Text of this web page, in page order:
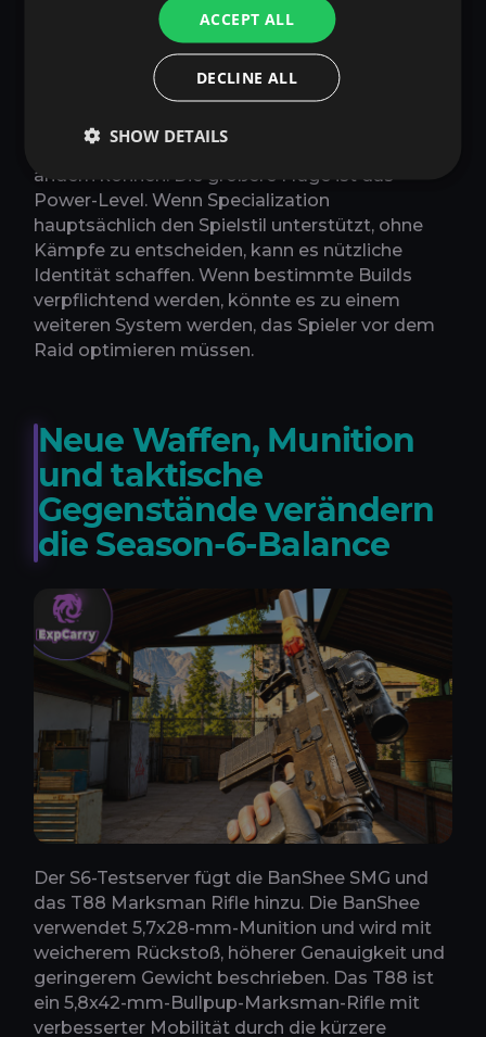
weil Extraction-Shooter empfindlich auf
versteckte oder persistente Machtsysteme
Die Reset-Regeln reduzieren das Risiko, weil
Spieler Builds ohne Cooldown oder Kosten
ändern können. Die größere Frage ist das
Power-Level. Wenn Specialization
hauptsächlich den Spielstil unterstützt, ohne
Kämpfe zu entscheiden, kann es nützliche
Identität schaffen. Wenn bestimmte Builds
verpflichtend werden, könnte es zu einem
weiteren System werden, das Spieler vor dem
Raid optimieren müssen.
Neue Waffen, Munition
und taktische
Gegenstände verändern
die Season-6-Balance
Der S6-Testserver fügt die BanShee SMG und
das T88 Marksman Rifle hinzu. Die BanShee
verwendet 5,7x28-mm-Munition und wird mit
weicherem Rückstoß, höherer Genauigkeit und
geringerem Gewicht beschrieben. Das T88 ist
ein 5,8x42-mm-Bullpup-Marksman-Rifle mit
verbesserter Mobilität durch die kürzere
ACCEPT ALL
DECLINE ALL
SHOW DETAILS